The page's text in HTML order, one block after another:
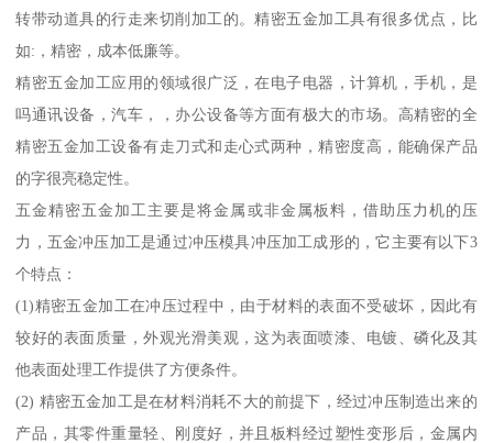
转带动道具的行走来切削加工的。精密五金加工具有很多优点，比
如:，精密，成本低廉等。
精密五金加工应用的领域很广泛，在电子电器，计算机，手机，是
吗通讯设备，汽车，，办公设备等方面有极大的市场。高精密的全
精密五金加工设备有走刀式和走心式两种，精密度高，能确保产品
的字很亮稳定性。
五金精密五金加工主要是将金属或非金属板料，借助压力机的压
力，五金冲压加工是通过冲压模具冲压加工成形的，它主要有以下3
个特点：
(1)精密五金加工在冲压过程中，由于材料的表面不受破坏，因此有
较好的表面质量，外观光滑美观，这为表面喷漆、电镀、磷化及其
他表面处理工作提供了方便条件。
(2) 精密五金加工是在材料消耗不大的前提下，经过冲压制造出来的
产品，其零件重量轻、刚度好，并且板料经过塑性变形后，金属内